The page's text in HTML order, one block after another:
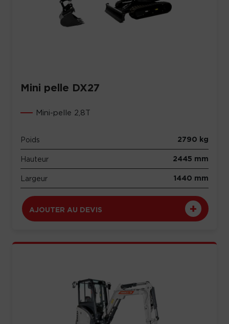
Mini pelle DX27
Mini-pelle 2,8T
Poids 2790 kg
Hauteur 2445 mm
Largeur 1440 mm
AJOUTER AU DEVIS